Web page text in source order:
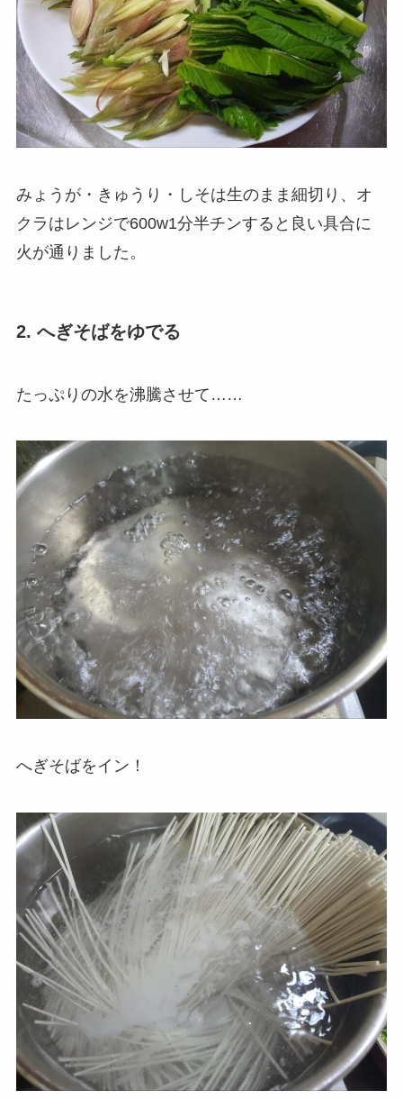
みょうが・きゅうり・しそは生のまま細切り、オ
クラはレンジで600w1分半チンすると良い具合に
火が通りました。
2. へぎそばをゆでる
たっぷりの水を沸騰させて……
へぎそばをイン！